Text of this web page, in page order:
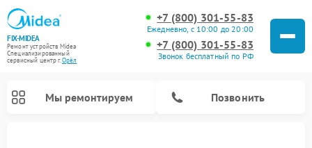
FIX-MIDEA
Ремонт устройств Midea
Специализированный
cервисный центр г.Орёл
+7 (800) 301-55-83
Ежедневно, с 10:00 до 20:00
+7 (800) 301-55-83
Звонок бесплатный по РФ
Мы ремонтируем Позвонить